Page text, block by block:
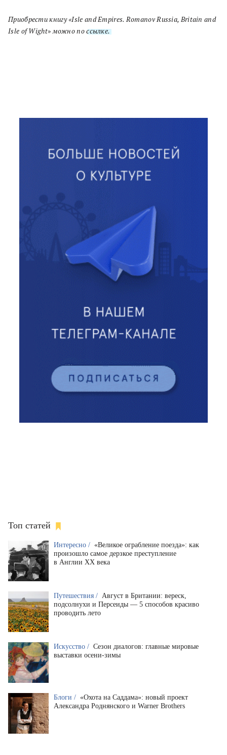
Приобрести книгу«Isle and Empires. Romanov Russia, Britain and
Isle of Wight»можно поссылке.
Топ статей
Интересно / «Великое ограбление поезда»: как
произошло самое дерзкое преступление
в Англии XX века
Путешествия / Август в Британии: вереск,
подсолнухи и Персеиды — 5 способов красиво
проводить лето
Искусство / Сезон диалогов: главные мировые
выставки осени-зимы
Блоги / «Охота на Саддама»: новый проект
Александра Роднянского и Warner Brothers